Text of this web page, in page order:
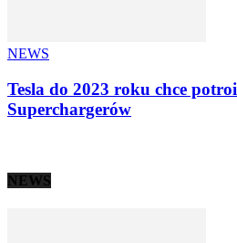
NEWS
Tesla do 2023 roku chce
Superchargerów
NEWS